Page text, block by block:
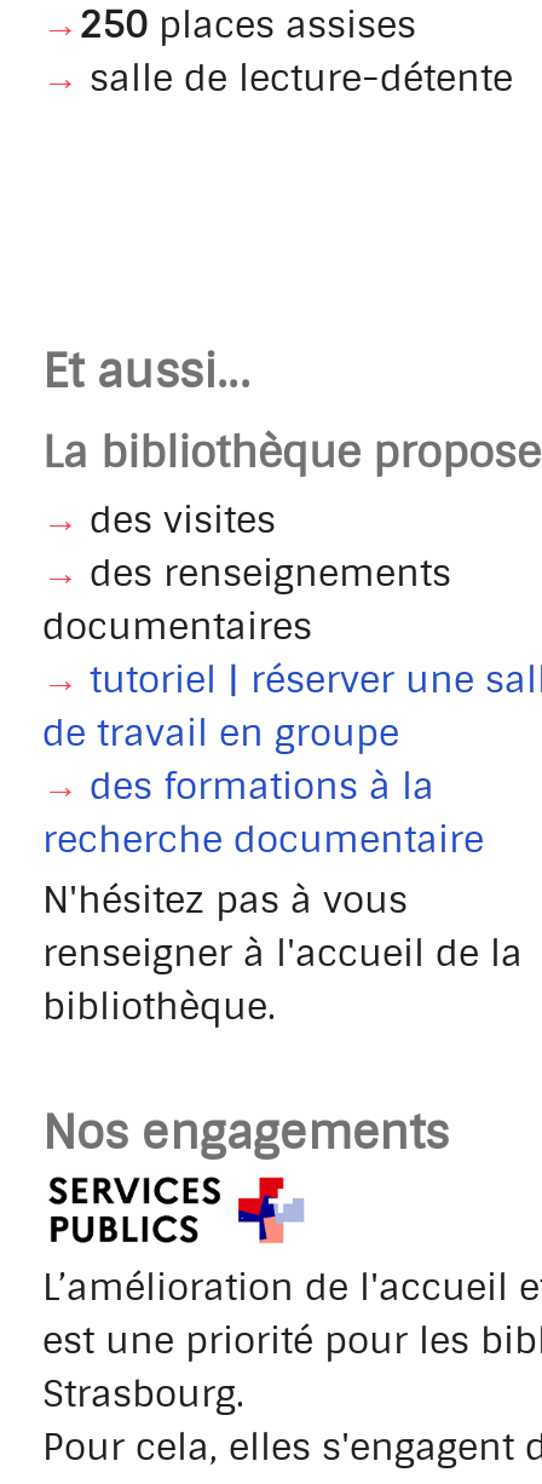
→ 250places assises
→ salle de lecture-détente
Et aussi...
La bibliothèque
→ des visites
→ des renseignements
documentaires
→ tutoriel | réserver une
de travail en groupe
→ des formations à la
recherche documentaire
N'hésitez pas à vous
renseigner à l'accueil de la
bibliothèque.
Nos engagements
L’amélioration de l'accueil
est une priorité pour les
Strasbourg.
Pour cela, elles s'engagent